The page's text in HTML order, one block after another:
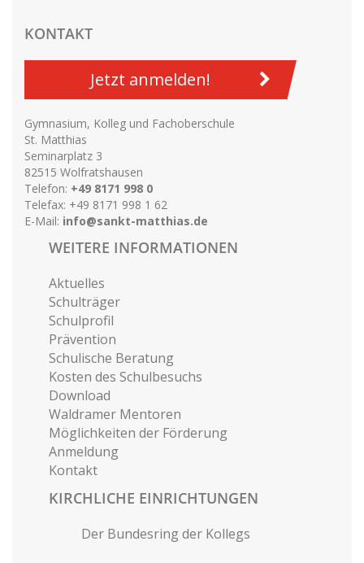
KONTAKT
Jetzt anmelden!
Gymnasium, Kolleg und Fachoberschule
St. Matthias
Seminarplatz 3
82515 Wolfratshausen
Telefon: +49 8171 998 0
Telefax: +49 8171 998 1 62
E-Mail: info@sankt-matthias.de
WEITERE INFORMATIONEN
Aktuelles
Schulträger
Schulprofil
Prävention
Schulische Beratung
Kosten des Schulbesuchs
Download
Waldramer Mentoren
Möglichkeiten der Förderung
Anmeldung
Kontakt
KIRCHLICHE EINRICHTUNGEN
Der Bundesring der Kollegs